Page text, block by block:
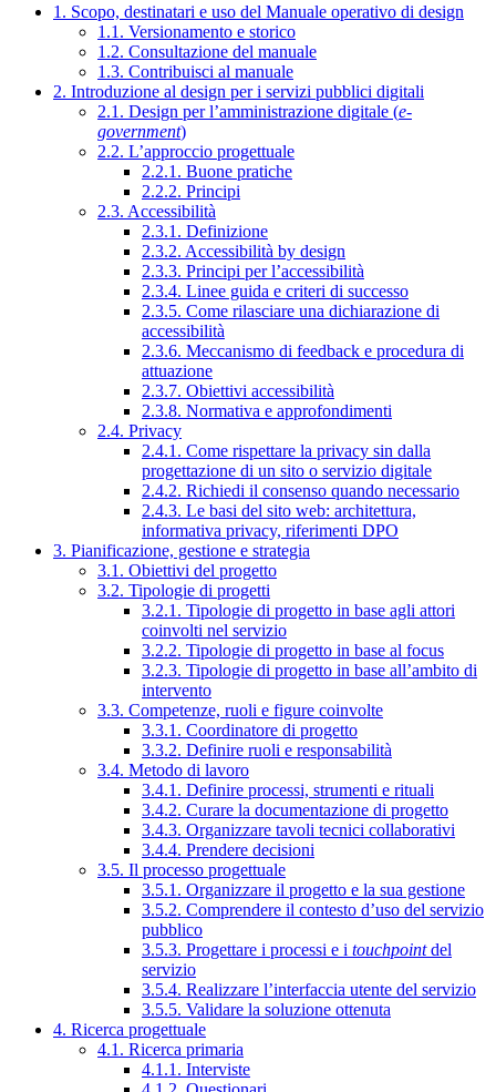
1. Scopo, destinatari e uso del Manuale operativo di design
1.1. Versionamento e storico
1.2. Consultazione del manuale
1.3. Contribuisci al manuale
2. Introduzione al design per i servizi pubblici digitali
2.1. Design per l’amministrazione digitale (e-
government)
2.2. L’approccio progettuale
2.2.1. Buone pratiche
2.2.2. Principi
2.3. Accessibilità
2.3.1. Definizione
2.3.2. Accessibilità by design
2.3.3. Principi per l’accessibilità
2.3.4. Linee guida e criteri di successo
2.3.5. Come rilasciare una dichiarazione di
accessibilità
2.3.6. Meccanismo di feedback e procedura di
attuazione
2.3.7. Obiettivi accessibilità
2.3.8. Normativa e approfondimenti
2.4. Privacy
2.4.1. Come rispettare la privacy sin dalla
progettazione di un sito o servizio digitale
2.4.2. Richiedi il consenso quando necessario
2.4.3. Le basi del sito web: architettura,
informativa privacy, riferimenti DPO
3. Pianificazione, gestione e strategia
3.1. Obiettivi del progetto
3.2. Tipologie di progetti
3.2.1. Tipologie di progetto in base agli attori
coinvolti nel servizio
3.2.2. Tipologie di progetto in base al focus
3.2.3. Tipologie di progetto in base all’ambito di
intervento
3.3. Competenze, ruoli e figure coinvolte
3.3.1. Coordinatore di progetto
3.3.2. Definire ruoli e responsabilità
3.4. Metodo di lavoro
3.4.1. Definire processi, strumenti e rituali
3.4.2. Curare la documentazione di progetto
3.4.3. Organizzare tavoli tecnici collaborativi
3.4.4. Prendere decisioni
3.5. Il processo progettuale
3.5.1. Organizzare il progetto e la sua gestione
3.5.2. Comprendere il contesto d’uso del servizio
pubblico
3.5.3. Progettare i processi e i touchpointdel
servizio
3.5.4. Realizzare l’interfaccia utente del servizio
3.5.5. Validare la soluzione ottenuta
4. Ricerca progettuale
4.1. Ricerca primaria
4.1.1. Interviste